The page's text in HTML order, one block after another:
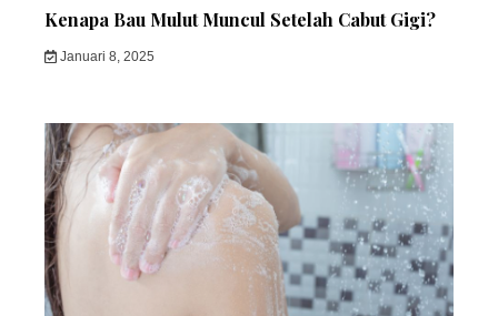
Kenapa Bau Mulut Muncul Setelah Cabut Gigi?
Januari 8, 2025